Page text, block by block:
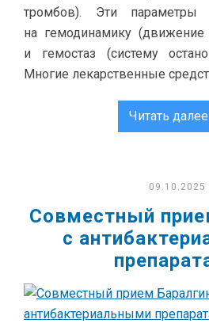
тромбов). Эти параметры
на гемодинамику
и гемостаз (систему
Многие лекарственные
Читать далее
09.10.2025
Совместный
с